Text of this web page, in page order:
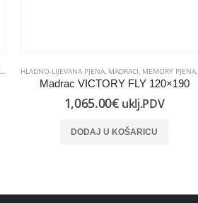
HLADNO-LIJEVANA PJENA, MADRACI, MEMORY PJENA,
Madrac VICTORY FLY 120×190
1,065.00€ uklj.PDV
DODAJ U KOŠARICU